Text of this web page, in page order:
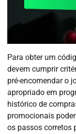
Para obter um
devem cumprir
pré-encomendar o
apropriado em
histórico de
promocionais
os passos corretos